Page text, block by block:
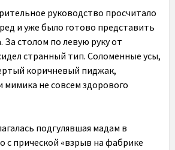
руководство просчитало
и уже было готово представить
За столом по левую руку от
странный тип. Соломенные усы,
коричневый пиджак,
мимика не совсем здорового
подгулявшая мадам в
с прической «взрыв на фабрике